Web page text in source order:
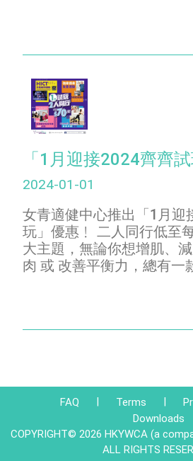
「1月迎接2024齊齊
2024-01-01
女青適健中心推出「1月迎
玩」優惠﹗ 二人同行低至
大主題，無論你想增肌、
肉 或 改善平衡力，總有一
FAQ | Terms |
Downloads
COPYRIGHT© 2026 HKYWCA (a
ALL RIGHTS